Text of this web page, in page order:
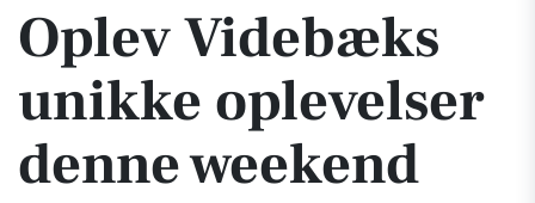
Oplev Videbæks
unikke oplevelser
denne weekend